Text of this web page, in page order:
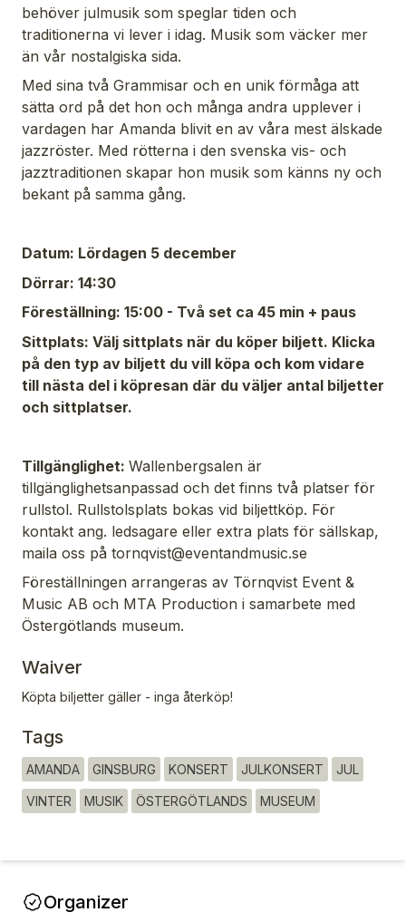
behöver julmusik som speglar tiden och
traditionerna vi lever i idag. Musik som väcker mer
än vår nostalgiska sida.
Med sina två Grammisar och en unik förmåga att
sätta ord på det hon och många andra upplever i
vardagen har Amanda blivit en av våra mest älskade
jazzröster. Med rötterna i den svenska vis- och
jazztraditionen skapar hon musik som känns ny och
bekant på samma gång.
Datum: Lördagen 5 december
Dörrar: 14:30
Föreställning: 15:00 - Två set ca 45 min + paus
Sittplats: Välj sittplats när du köper biljett. Klicka
på den typ av biljett du vill köpa och kom vidare
till nästa del i köpresan där du väljer antal biljetter
och sittplatser.
Tillgänglighet: Wallenbergsalen är
tillgänglighetsanpassad och det finns två platser för
rullstol. Rullstolsplats bokas vid biljettköp. För
kontakt ang. ledsagare eller extra plats för sällskap,
maila oss på tornqvist@eventandmusic.se
Föreställningen arrangeras av Törnqvist Event &
Music AB och MTA Production i samarbete med
Östergötlands museum.
Waiver
Köpta biljetter gäller - inga återköp!
Tags
AMANDA GINSBURG KONSERT JULKONSERT JUL
VINTER MUSIK ÖSTERGÖTLANDS MUSEUM
Organizer